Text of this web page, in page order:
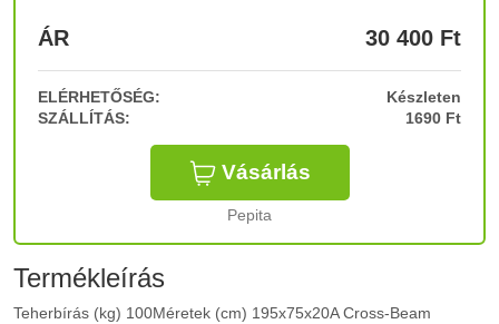
ÁR 30 400 Ft
ELÉRHETŐSÉG:
Készleten
SZÁLLÍTÁS:
1690 Ft
Vásárlás
Pepita
Termékleírás
Teherbírás (kg) 100Méretek (cm) 195x75x20A Cross-Beam